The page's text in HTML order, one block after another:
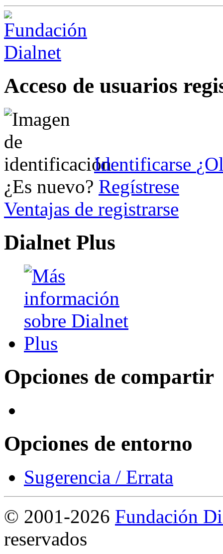
Acceso de usuarios
Identificarse
¿Es nuevo? Regístrese
Ventajas de registrarse
Dialnet Plus
Opciones de compartir
Opciones de entorno
Sugerencia / Errata
© 2001-2026 Fundación
reservados